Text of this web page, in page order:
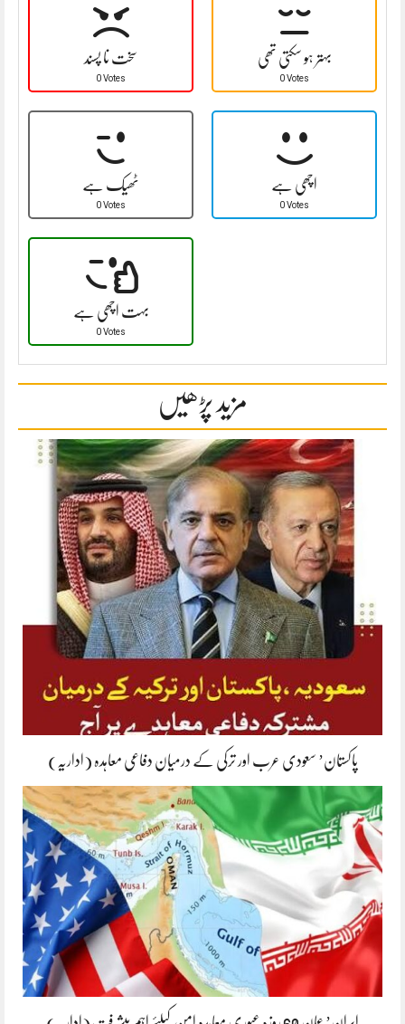
سخت نا پسند
0 Votes
بہتر ہو سکتی تھی
0 Votes
ٹھیک ہے
0 Votes
اچھی ہے
0 Votes
بہت اچھی ہے
0 Votes
مزید پڑھیں
پاکستان’ سعودی عرب اور ترکی کے درمیان دفاعی معاہدہ (اداریہ)